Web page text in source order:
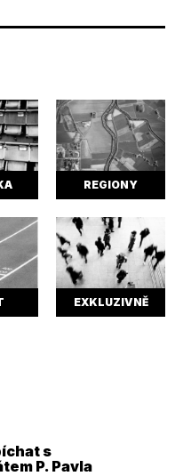
REGIONY
EXKLUZIVNĚ
s
P. Pavla